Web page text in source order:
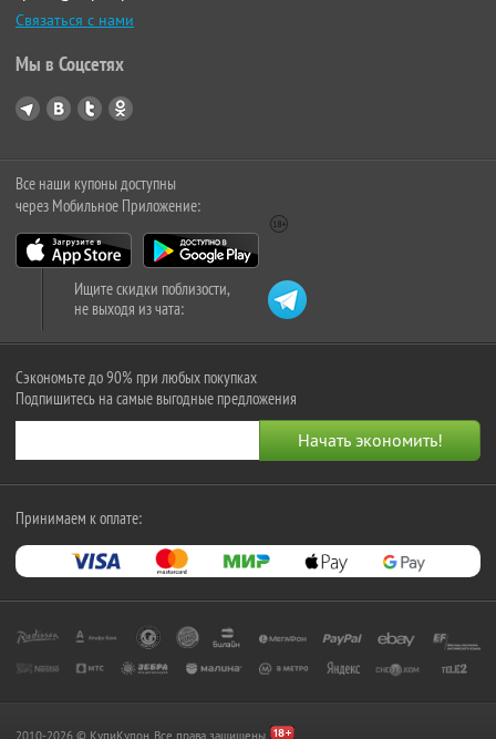
Связаться с нами
Мы в Соцсетях
Все наши купоны доступны
через Мобильное Приложение:
Ищите скидки поблизости,
не выходя из чата:
Сэкономьте до 90% при любых покупках
Подпишитесь на самые выгодные предложения
Принимаем к оплате: